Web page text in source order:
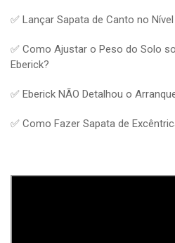
✅ Lançar Sapata de Canto no
✅ Como Ajustar o Peso do Solo
Eberick?
✅ Eberick NÃO Detalhou o
✅ Como Fazer Sapata de